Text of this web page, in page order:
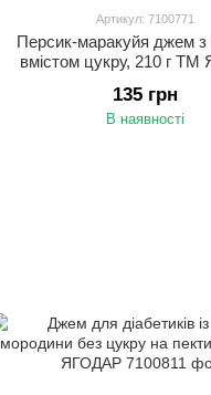
Артикул: 7100771
Персик-маракуйя джем з
вмістом цукру, 210 г
135 грн
В наявності